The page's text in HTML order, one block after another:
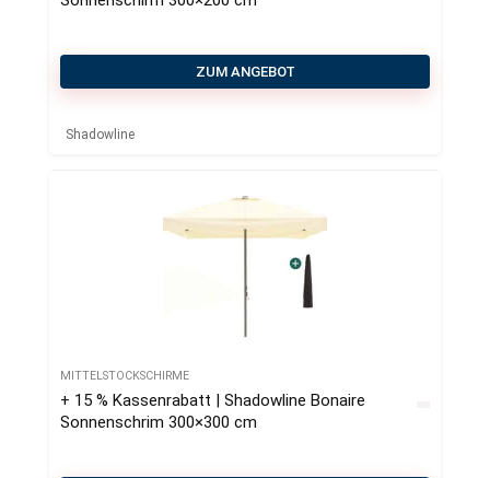
ZUM ANGEBOT
Shadowline
MITTELSTOCKSCHIRME
+ 15 % Kassenrabatt | Shadowline Bonaire
Sonnenschrim 300×300 cm